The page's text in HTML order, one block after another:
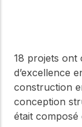
18 projets ont
d’excellence
construction
conception
était composé